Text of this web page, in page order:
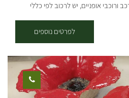
ורוכבי אופניים, יש לרכוב לפי כללי
למסלול משתי נקודות התחלה וסיום -
חד-כיווני עם כיוון השעון). תקציר על
הרחוקות והפורחות ביער שוקדה, הסינגל
שעליהם לוח קטן בצבע כחול עם רוכב
* יציאה מבארי - נרכב בדרך העפר
המקבילה לכביש הכניסה לבארי לכיוון כביש 232, נחצה וניכנס לדרך מצד
לפרטים נוספים